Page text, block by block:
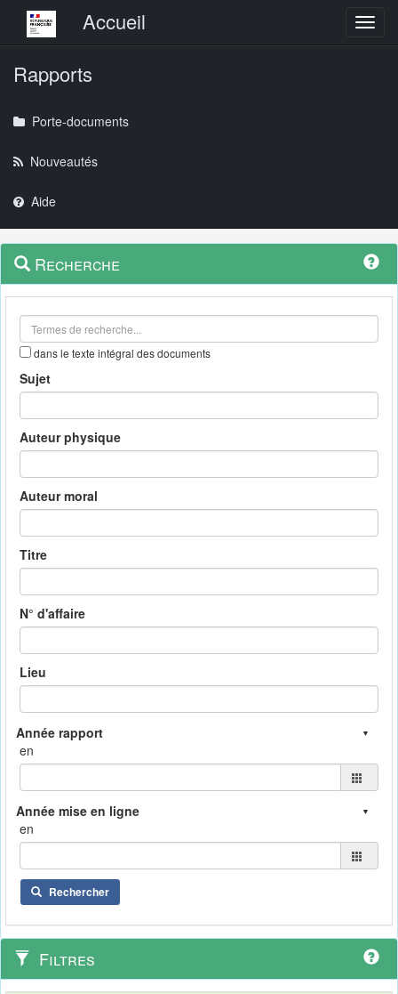
Menu principalAccueil
Rapports
Porte-documents
Nouveautés
Aide
Navigation
outils
Menu
contextuel
Recherche
dans le texte intégral des documents
Sujet
Auteur physique
Auteur moral
Titre
N° d'affaire
Lieu
en
en
Rechercher
Filtres